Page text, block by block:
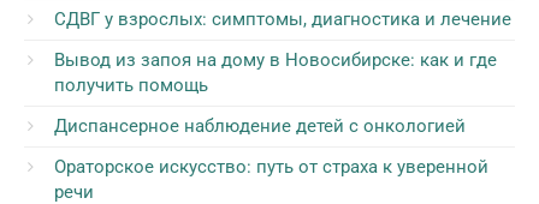
СДВГ у взрослых: симптомы, диагностика и лечение
Вывод из запоя на дому в Новосибирске: как и где
получить помощь
Диспансерное наблюдение детей с онкологией
Ораторское искусство: путь от страха к уверенной
речи